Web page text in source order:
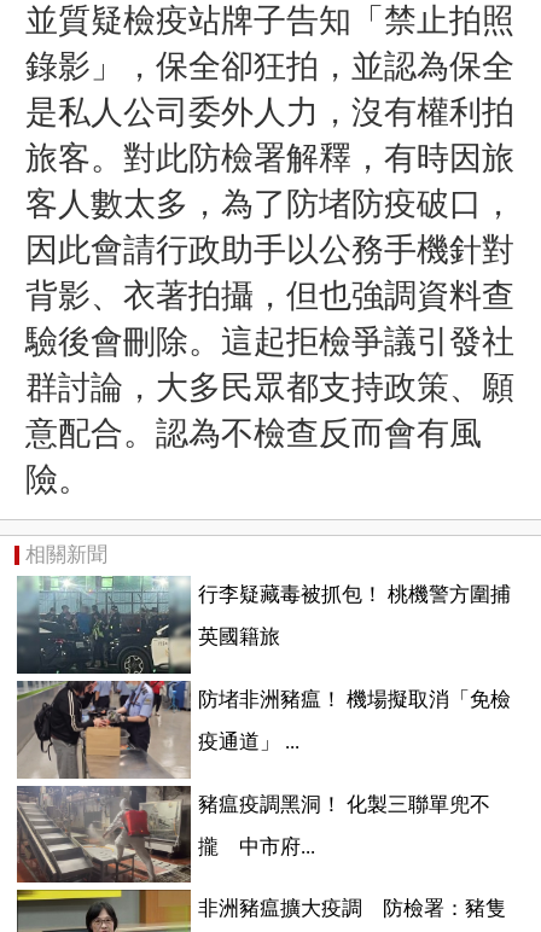
並質疑檢疫站牌子告知「禁止拍照
錄影」，保全卻狂拍，並認為保全
是私人公司委外人力，沒有權利拍
旅客。對此防檢署解釋，有時因旅
客人數太多，為了防堵防疫破口，
因此會請行政助手以公務手機針對
背影、衣著拍攝，但也強調資料查
驗後會刪除。這起拒檢爭議引發社
群討論，大多民眾都支持政策、願
意配合。認為不檢查反而會有風
險。
相關新聞
行李疑藏毒被抓包！ 桃機警方圍捕
英國籍旅
防堵非洲豬瘟！ 機場擬取消「免檢
疫通道」 ...
豬瘟疫調黑洞！ 化製三聯單兜不
攏 中市府...
非洲豬瘟擴大疫調 防檢署：豬隻